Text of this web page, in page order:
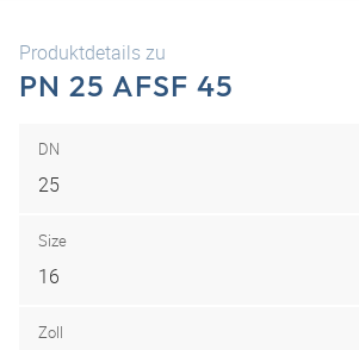
Produktdetails zu
PN 25 AFSF 45
DN
25
Size
16
Zoll